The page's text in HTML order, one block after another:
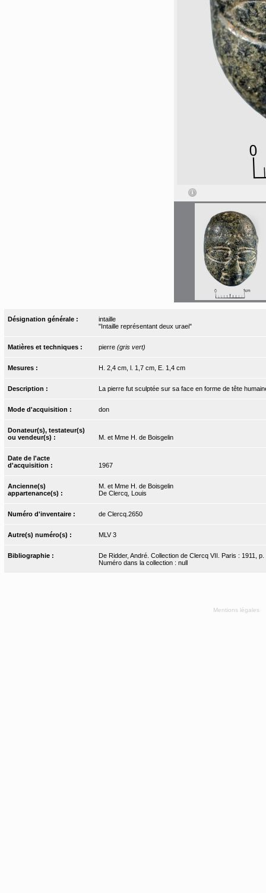
Désignation générale :
intaille
"Intaille représentant deux uraei"
Matières et techniques : pierre (gris vert)
Mesures : H. 2,4 cm, l. 1,7 cm, E. 1,4 cm
Description : La pierre fut sculptée sur sa face en forme de tête
Mode d'acquisition : don
Donateur(s), testateur(s)
ou vendeur(s) :
M. et Mme H. de Boisgelin
Date de l'acte
d'acquisition :
1967
Ancienne(s)
appartenance(s) :
M. et Mme H. de Boisgelin
De Clercq, Louis
Numéro d'inventaire : de Clercq.2650
Autre(s) numéro(s) : MLV 3
Bibliographie :
De Ridder, André. Collection de Clercq VII. Paris : 1911, p.
Numéro dans la collection : null
Mentions légales